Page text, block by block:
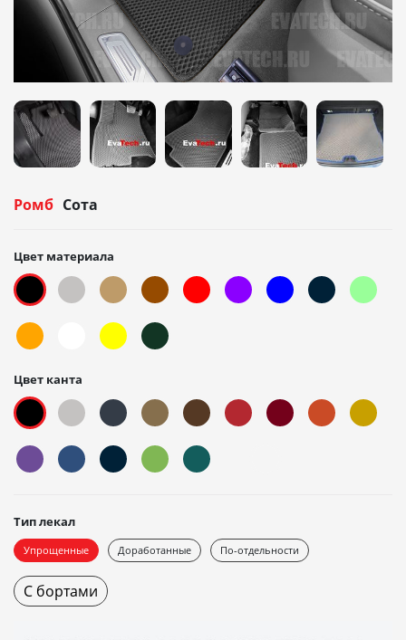
Ромб Сота
Цвет материала
Цвет канта
Тип лекал
Упрощенные Доработанные По-отдельности
С бортами